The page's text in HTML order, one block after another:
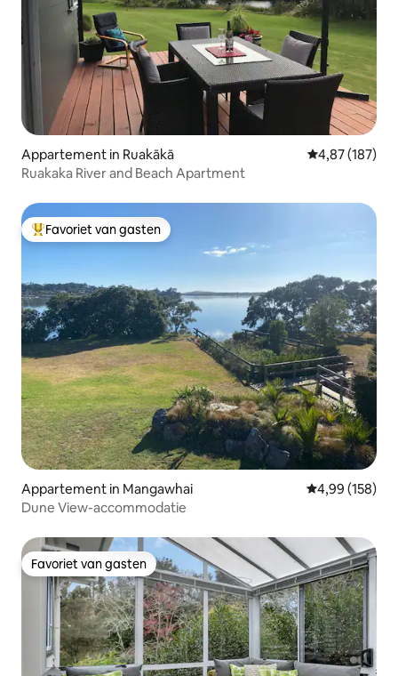
Appartement in Ruakākā Gemiddelde
4,87 (187)
Ruakaka River and Beach Apartment
Topfavoriet van gasten
Favoriet van gasten
Appartement in Mangawhai Gemiddelde
4,99 (158)
Dune View-accommodatie
Favoriet van gasten
Favoriet van gasten